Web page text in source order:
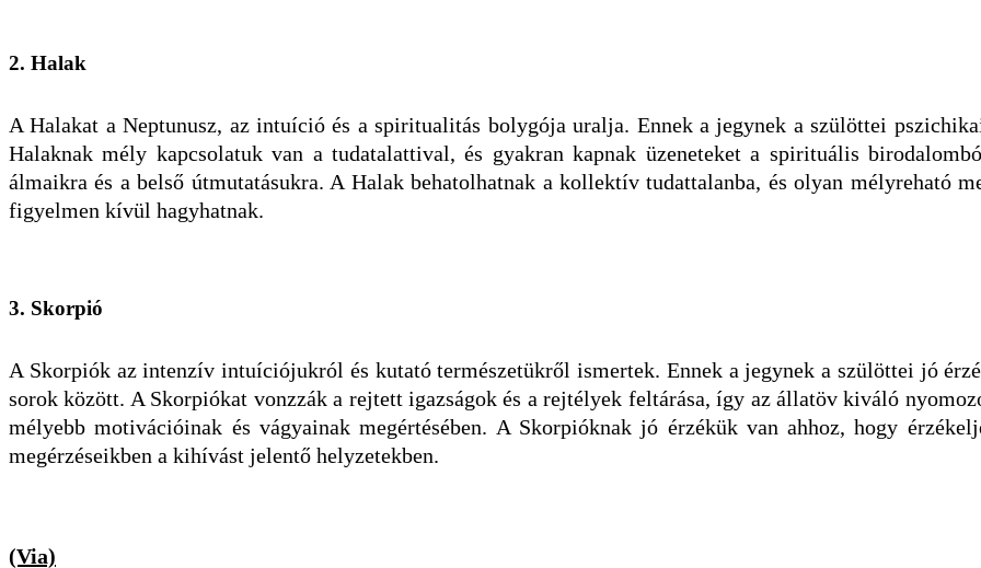
2. Halak
A Halakat a Neptunusz, az intuíció és a spiritualitás bolygója uralja. Ennek a jegynek a szülöttei
Halaknak mély kapcsolatuk van a tudatalattival, és gyakran kapnak üzeneteket a spirituális
álmaikra és a belső útmutatásukra. A Halak behatolhatnak a kollektív tudattalanba, és olyan mélyreható
figyelmen kívül hagyhatnak.
3. Skorpió
A Skorpiók az intenzív intuíciójukról és kutató természetükről ismertek. Ennek a jegynek a szülöttei jó
sorok között. A Skorpiókat vonzzák a rejtett igazságok és a rejtélyek feltárása, így az állatöv kiváló
mélyebb motivációinak és vágyainak megértésében. A Skorpióknak jó érzékük van ahhoz, hogy
megérzéseikben a kihívást jelentő helyzetekben.
(Via)